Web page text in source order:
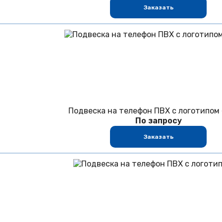
Заказать
Подвеска на телефон ПВХ с логотипом
По запросу
Заказать